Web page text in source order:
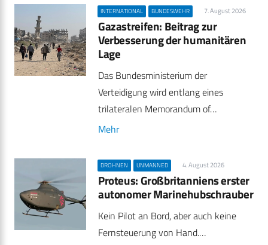
INTERNATIONAL BUNDESWEHR 7. August 2026
Gazastreifen: Beitrag zur
Verbesserung der humanitären
Lage
Das Bundesministerium der
Verteidigung wird entlang eines
trilateralen Memorandum of…
Mehr
DROHNEN UNMANNED 4. August 2026
Proteus: Großbritanniens erster
autonomer Marinehubschrauber
Kein Pilot an Bord, aber auch keine
Fernsteuerung von Hand.…